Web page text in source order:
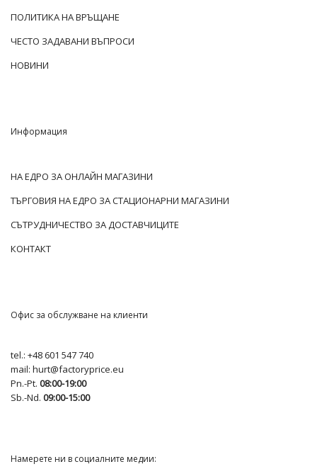
ПОЛИТИКА НА ВРЪЩАНЕ
ЧЕСТО ЗАДАВАНИ ВЪПРОСИ
НОВИНИ
Информация
НА ЕДРО ЗА ОНЛАЙН МАГАЗИНИ
ТЪРГОВИЯ НА ЕДРО ЗА СТАЦИОНАРНИ МАГАЗИНИ
СЪТРУДНИЧЕСТВО ЗА ДОСТАВЧИЦИТЕ
КОНТАКТ
Офис за обслужване на клиенти
tel.: +48 601 547 740
mail: hurt@factoryprice.eu
Pn.-Pt. 08:00-19:00
Sb.-Nd. 09:00-15:00
Намерете ни в социалните медии: